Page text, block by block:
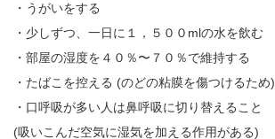
・うがいをする
・少しずつ、一日に１，５００mlの水を飲む
・部屋の湿度を４０％〜７０％で維持する
・たばこを控える (のどの粘膜を傷つけるため)
・口呼吸が多い人は鼻呼吸に切り替えること
(吸いこんだ空気に湿気を加える作用がある)